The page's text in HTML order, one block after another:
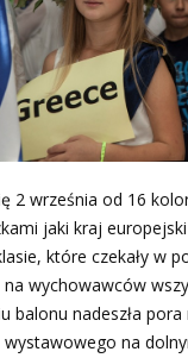
2 września od 16
jaki kraj
które czekały w
wychowawców
balonu nadeszła
na